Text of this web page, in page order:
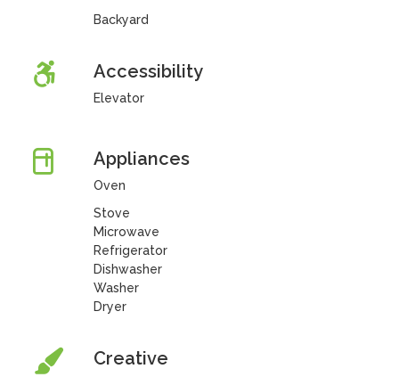
Backyard
Accessibility
Elevator
Appliances
Oven
Stove
Microwave
Refrigerator
Dishwasher
Washer
Dryer
Creative